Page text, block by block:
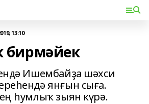
13:10
бирмәйек
Ишембайҙа шәхси
янғын сыға.
һумлыҡ зыян күрә.